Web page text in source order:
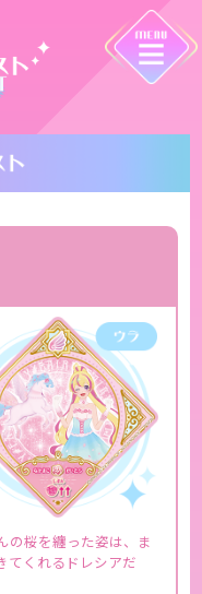
の桜を纏った姿は、ま
てくれるドレシアだ